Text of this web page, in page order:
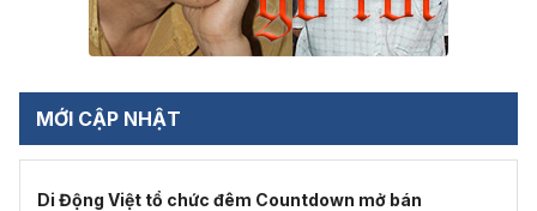
MỚI CẬP NHẬT
Di Động Việt tổ chức đêm Countdown mở bán